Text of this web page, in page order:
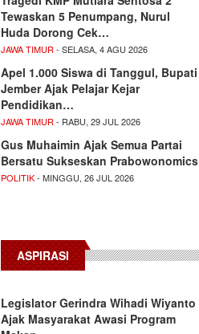
Tewaskan 5 Penumpang, Nurul
Huda Dorong Cek…
JAWA TIMUR - SELASA, 4 AGU 2026
Apel 1.000 Siswa di Tanggul, Bupati
Jember Ajak Pelajar Kejar
Pendidikan…
JAWA TIMUR - RABU, 29 JUL 2026
Gus Muhaimin Ajak Semua Partai
Bersatu Sukseskan Prabowonomics
POLITIK- MINGGU, 26 JUL 2026
ASPIRASI
Legislator Gerindra Wihadi Wiyanto
Ajak Masyarakat Awasi Program